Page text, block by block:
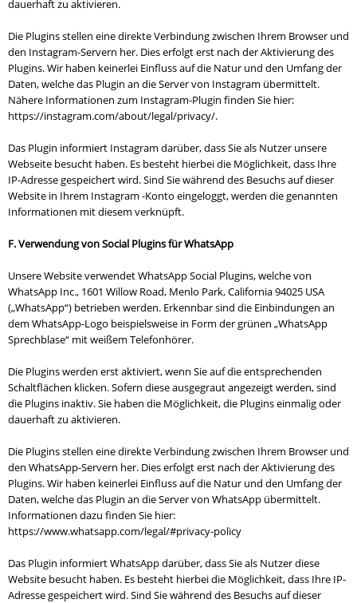
dauerhaft zu aktivieren.
Die Plugins stellen eine direkte Verbindung zwischen Ihrem Browser und
den Instagram-Servern her. Dies erfolgt erst nach der Aktivierung des
Plugins. Wir haben keinerlei Einfluss auf die Natur und den Umfang der
Daten, welche das Plugin an die Server von Instagram übermittelt.
Nähere Informationen zum Instagram-Plugin finden Sie hier:
https://instagram.com/about/legal/privacy/.
Das Plugin informiert Instagram darüber, dass Sie als Nutzer unsere
Webseite besucht haben. Es besteht hierbei die Möglichkeit, dass Ihre
IP-Adresse gespeichert wird. Sind Sie während des Besuchs auf dieser
Website in Ihrem Instagram -Konto eingeloggt, werden die genannten
Informationen mit diesem verknüpft.
F. Verwendung von Social Plugins für WhatsApp
Unsere Website verwendet WhatsApp Social Plugins, welche von
WhatsApp Inc., 1601 Willow Road, Menlo Park, California 94025 USA
(„WhatsApp“) betrieben werden. Erkennbar sind die Einbindungen an
dem WhatsApp-Logo beispielsweise in Form der grünen „WhatsApp
Sprechblase“ mit weißem Telefonhörer.
Die Plugins werden erst aktiviert, wenn Sie auf die entsprechenden
Schaltflächen klicken. Sofern diese ausgegraut angezeigt werden, sind
die Plugins inaktiv. Sie haben die Möglichkeit, die Plugins einmalig oder
dauerhaft zu aktivieren.
Die Plugins stellen eine direkte Verbindung zwischen Ihrem Browser und
den WhatsApp-Servern her. Dies erfolgt erst nach der Aktivierung des
Plugins. Wir haben keinerlei Einfluss auf die Natur und den Umfang der
Daten, welche das Plugin an die Server von WhatsApp übermittelt.
Informationen dazu finden Sie hier:
https://www.whatsapp.com/legal/#privacy-policy
Das Plugin informiert WhatsApp darüber, dass Sie als Nutzer diese
Website besucht haben. Es besteht hierbei die Möglichkeit, dass Ihre IP-
Adresse gespeichert wird. Sind Sie während des Besuchs auf dieser